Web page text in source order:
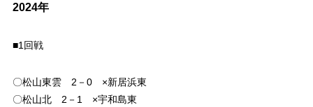
2024年
■1回戦
〇松山東雲 2－0 ×新居浜東
〇松山北 2－1 ×宇和島東